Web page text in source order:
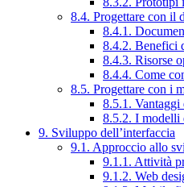
8.4. Progettare con il
8.4.1.
8.4.2. Benefici
8.4.3. Risorse
8.4.4. Come
8.5. Progettare con i
8.5.1.
8.5.2. I modelli
9. Sviluppo dell’interfaccia
9.1. Approccio allo
9.1.1. Attività
9.1.2. Web